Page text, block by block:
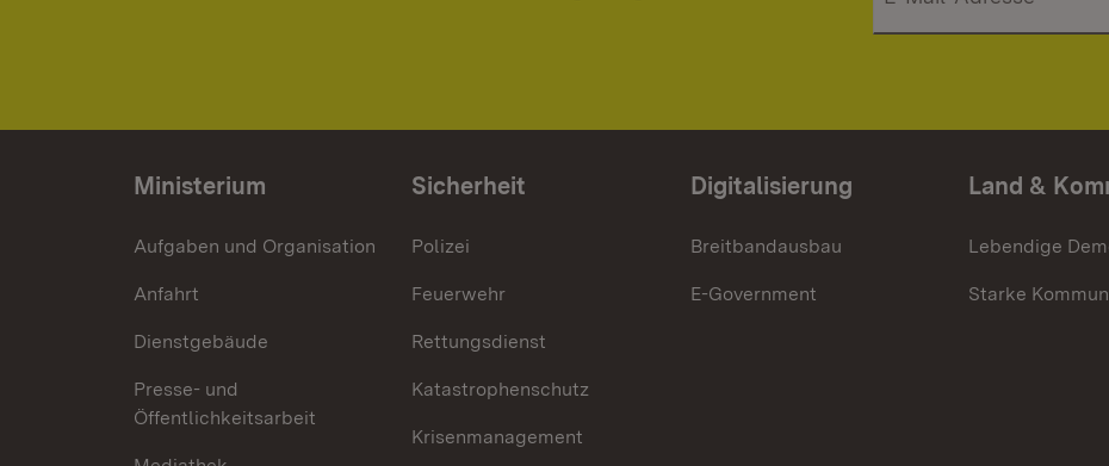
Ministerium
Aufgaben und Organisation
Anfahrt
Dienstgebäude
Presse- und
Öffentlichkeitsarbeit
Sicherheit
Polizei
Feuerwehr
Rettungsdienst
Katastrophenschutz
Krisenmanagement
Digitalisierung
Breitbandausbau
E-Government
Land &
Lebendige
Starke